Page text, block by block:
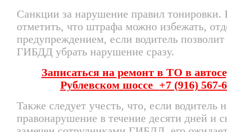
Санкции за нарушение правил
отметить, что штрафа можно избежать,
предупреждением, если водитель
ГИБДД убрать нарушение сразу.
Записаться на ремонт в ТО в
Рублевском шоссе +7 (916) 567-
Также следует учесть, что, если водитель
правонарушение в течение десяти дней и